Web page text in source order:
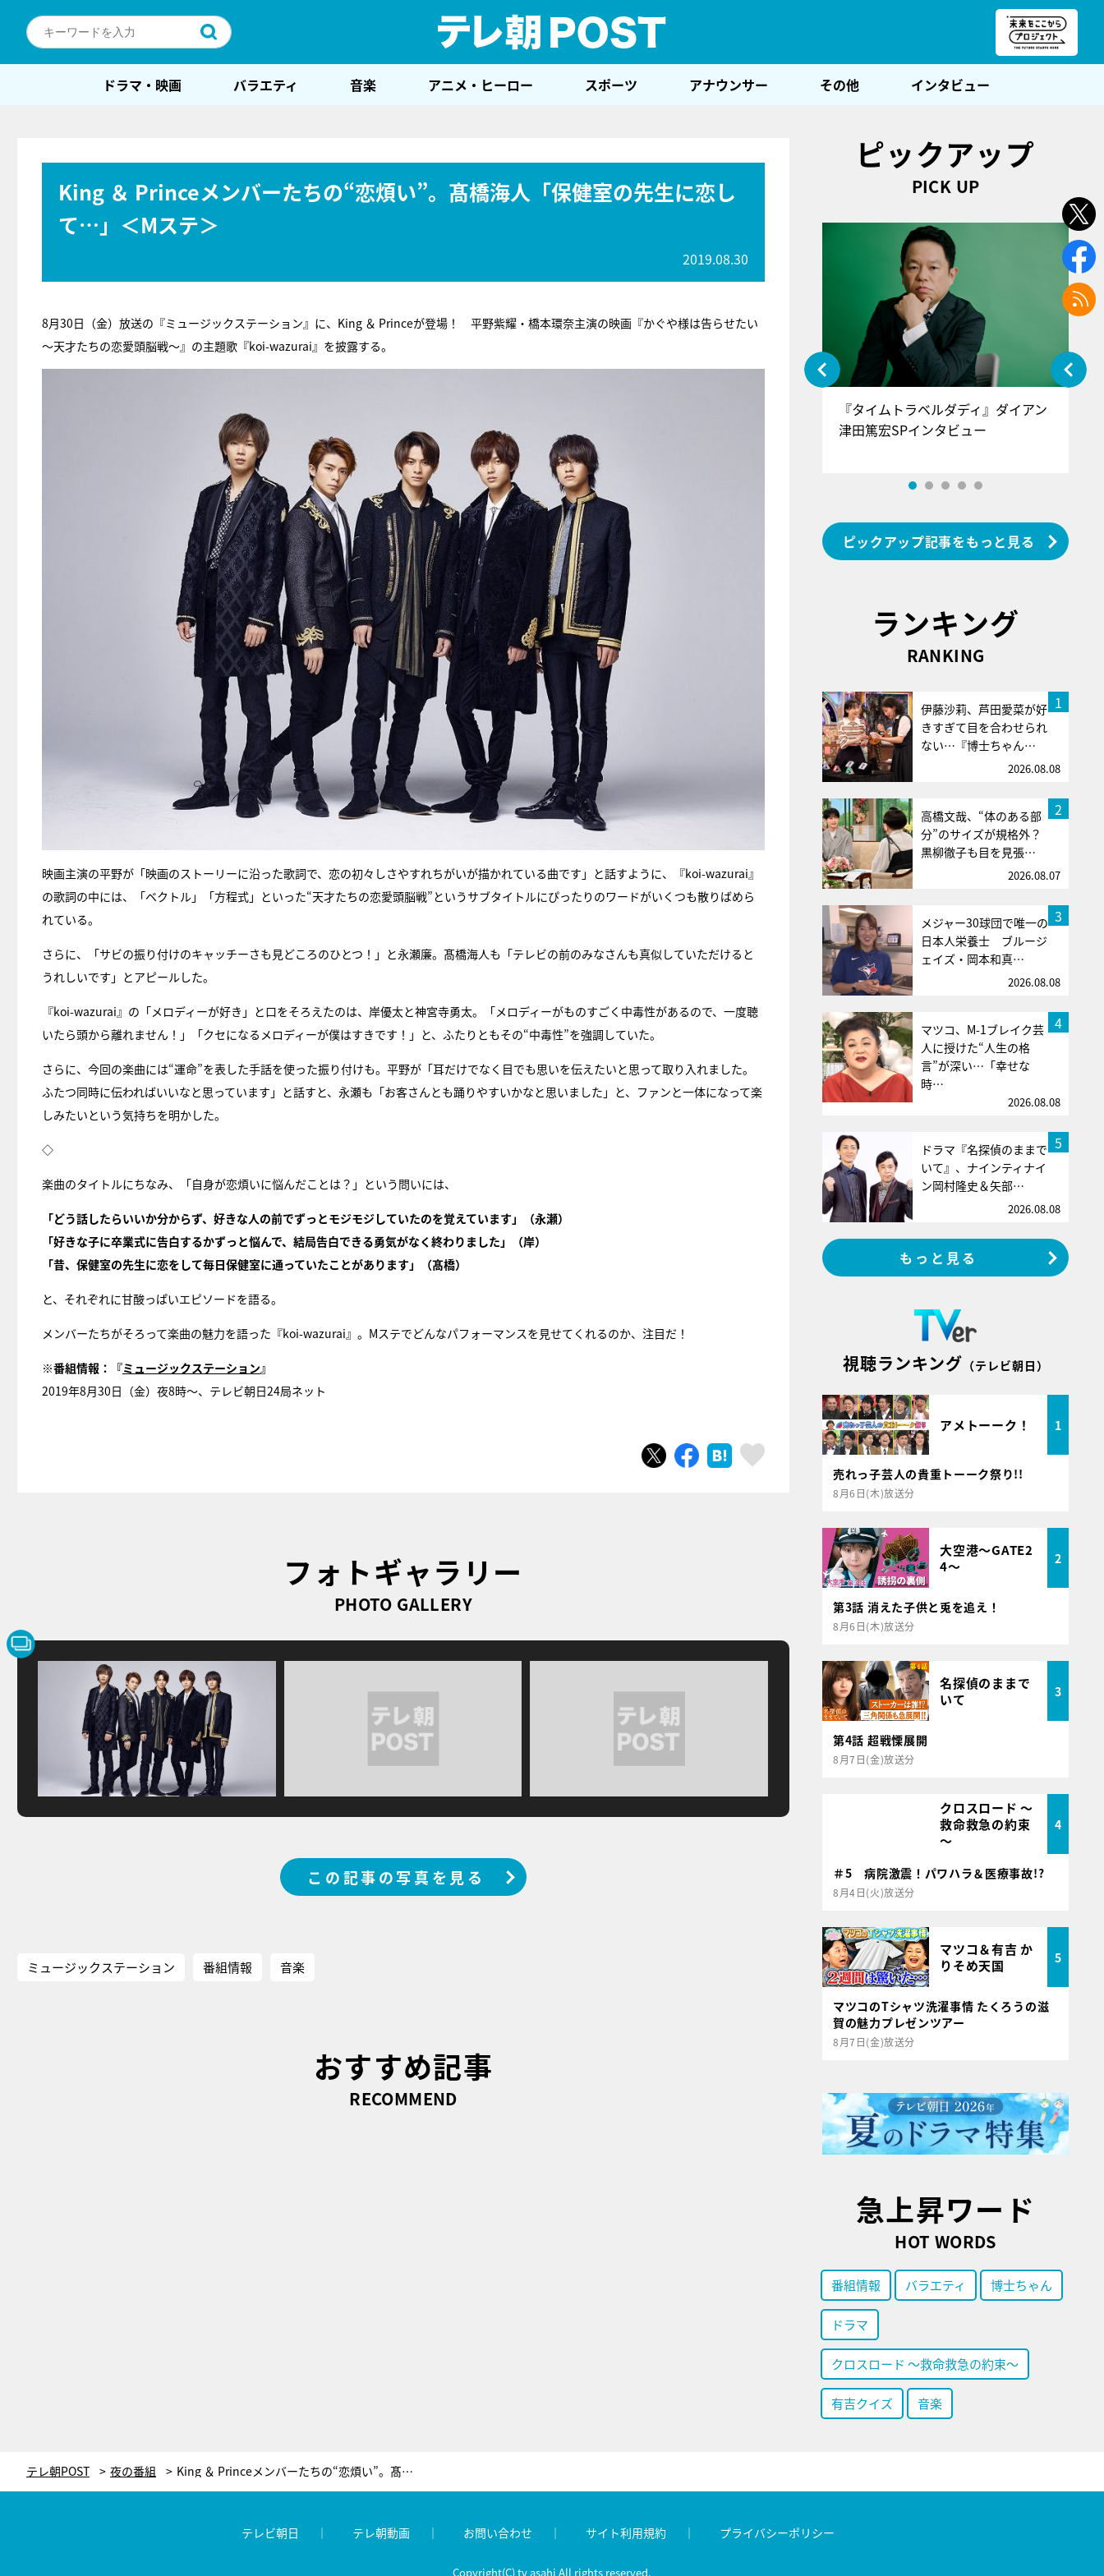
ドラマ・映画 バラエティ 音楽 アニメ・ヒーロー スポーツ アナウンサー その他 インタビュー
King ＆ Princeメンバーたちの“恋煩い”。髙橋海人「保健室の先生に恋し
て…」＜Mステ＞
2019.08.30
8月30日（金）放送の『ミュージックステーション』に、King ＆ Princeが登場！ 平野紫耀・橋本環奈主演の映画『かぐや様は告らせたい
～天才たちの恋愛頭脳戦～』の主題歌『koi-wazurai』を披露する。
映画主演の平野が「映画のストーリーに沿った歌詞で、恋の初々しさやすれちがいが描かれている曲です」と話すように、『koi-wazurai』
の歌詞の中には、「ベクトル」「方程式」といった“天才たちの恋愛頭脳戦”というサブタイトルにぴったりのワードがいくつも散りばめら
れている。
さらに、「サビの振り付けのキャッチーさも見どころのひとつ！」と永瀬廉。髙橋海人も「テレビの前のみなさんも真似していただけると
うれしいです」とアピールした。
『koi-wazurai』の「メロディーが好き」と口をそろえたのは、岸優太と神宮寺勇太。「メロディーがものすごく中毒性があるので、一度聴
いたら頭から離れません！」「クセになるメロディーが僕はすきです！」と、ふたりともその“中毒性”を強調していた。
さらに、今回の楽曲には“運命”を表した手話を使った振り付けも。平野が「耳だけでなく目でも思いを伝えたいと思って取り入れました。
ふたつ同時に伝わればいいなと思っています」と話すと、永瀬も「お客さんとも踊りやすいかなと思いました」と、ファンと一体になって楽
しみたいという気持ちを明かした。
◇
楽曲のタイトルにちなみ、「自身が恋煩いに悩んだことは？」という問いには、
「どう話したらいいか分からず、好きな人の前でずっとモジモジしていたのを覚えています」（永瀬）
「好きな子に卒業式に告白するかずっと悩んで、結局告白できる勇気がなく終わりました」（岸）
「昔、保健室の先生に恋をして毎日保健室に通っていたことがあります」（髙橋）
と、それぞれに甘酸っぱいエピソードを語る。
メンバーたちがそろって楽曲の魅力を語った『koi-wazurai』。Mステでどんなパフォーマンスを見せてくれるのか、注目だ！
※番組情報：『ミュージックステーション』
2019年8月30日（金）夜8時〜、テレビ朝日24局ネット
ツイートシェア はてブ スキボタン
フォトギャラリー
PHOTO GALLERY
この記事の写真を見る
ミュージックステーション 番組情報 音楽
おすすめ記事
RECOMMEND
ピックアップ
PICK UP
ビュー
『タイムトラベルダディ』ダイアン
津田篤宏SPインタビュー
ピックアップ記事をもっと見る
ランキング
RANKING
1
伊藤沙莉、芦田愛菜が好
きすぎて目を合わせられ
ない…『博士ちゃん…
2026.08.08
2
高橋文哉、“体のある部
分”のサイズが規格外？
黒柳徹子も目を見張…
2026.08.07
3
メジャー30球団で唯一の
日本人栄養士 ブルージ
ェイズ・岡本和真…
2026.08.08
4
マツコ、M-1ブレイク芸
人に授けた“人生の格
言”が深い…「幸せな
時…
2026.08.08
5
ドラマ『名探偵のままで
いて』、ナインティナイ
ン岡村隆史＆矢部…
2026.08.08
もっと見る
視聴ランキング （テレビ朝日）
アメトーーク！ 1
売れっ子芸人の貴重トーーク祭り!!
8月6日(木)放送分
大空港～GATE2
4～
2
第3話 消えた子供と兎を追え！
8月6日(木)放送分
名探偵のままで
いて
3
第4話 超戦慄展開
8月7日(金)放送分
クロスロード ～
救命救急の約束
～
4
＃5 病院激震！パワハラ＆医療事故!?
8月4日(火)放送分
マツコ＆有吉 か
りそめ天国
5
マツコのTシャツ洗濯事情 たくろうの滋
賀の魅力プレゼンツアー
8月7日(金)放送分
急上昇ワード
HOT WORDS
番組情報 バラエティ 博士ちゃん
ドラマ
クロスロード ～救命救急の約束～
有吉クイズ 音楽
テレ朝POST 夜の番組 King ＆ Princeメンバーたちの“恋煩い”。髙橋海人「保健室の先生に恋して…」＜Mステ＞
テレビ朝日 テレ朝動画 お問い合わせ サイト利用規約 プライバシーポリシー
Copyright(C) tv asahi All rights reserved.